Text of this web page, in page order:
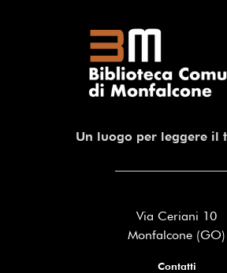
Un luogo per leggere il
Via Ceriani 10
Monfalcone (GO)
Contatti